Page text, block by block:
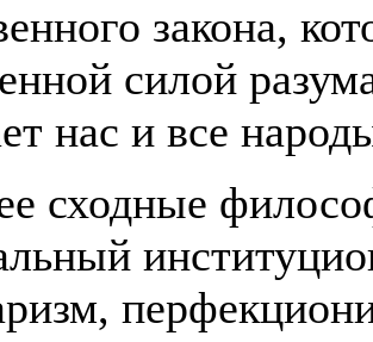
закона,
силой
нас и все
сходные